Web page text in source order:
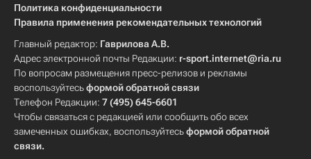
Политика конфиденциальности
Правила применения рекомендательных технологий
Главный редактор: Гаврилова А.В.
Адрес электронной почты Редакции: r-sport.internet@ria.ru
По вопросам размещения пресс-релизов и рекламы
воспользуйтесьформой обратной связи
Телефон Редакции: 7 (495) 645-6601
Чтобы связаться с редакцией или сообщить обо всех
замеченных ошибках, воспользуйтесьформой обратной
связи.